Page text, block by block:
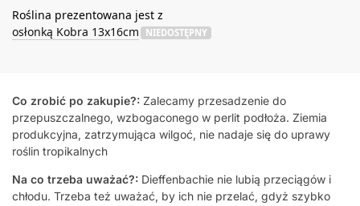
Roślina prezentowana jest z
osłonką Kobra 13x16cm
NIEDOSTĘPNY
Co zrobić po zakupie?: Zalecamy przesadzenie do
przepuszczalnego, wzbogaconego w perlit podłoża. Ziemia
produkcyjna, zatrzymująca wilgoć, nie nadaje się do uprawy
roślin tropikalnych
Na co trzeba uważać?: Dieffenbachie nie lubią przeciągów i
chłodu. Trzeba też uważać, by ich nie przelać, gdyż szybko